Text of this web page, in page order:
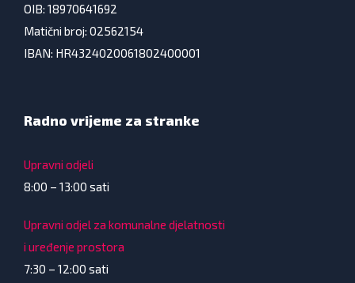
OIB: 18970641692
Matični broj: 02562154
IBAN: HR4324020061802400001
Radno vrijeme za stranke
Upravni odjeli
8:00 – 13:00 sati
Upravni odjel za komunalne djelatnosti
i uređenje prostora
7:30 – 12:00 sati